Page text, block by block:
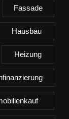
Fassade
Hausbau
Heizung